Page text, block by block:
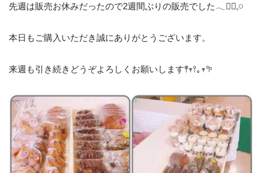
先週は販売お休みだったので2週間ぶりの販売でした𓂃❁⃘𓈒𓏸
本日もご購入いただき誠にありがとうございます。
来週も引き続きどうぞよろしくお願いします𖤣𖥧𖥣｡𖥧𖧧